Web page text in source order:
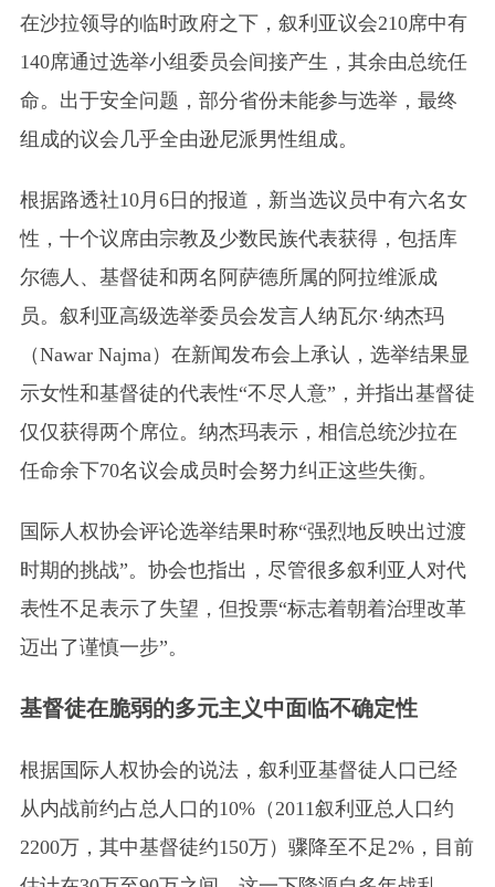
在沙拉领导的临时政府之下，叙利亚议会210席中有
140席通过选举小组委员会间接产生，其余由总统任
命。出于安全问题，部分省份未能参与选举，最终
组成的议会几乎全由逊尼派男性组成。
根据路透社10月6日的报道，新当选议员中有六名女
性，十个议席由宗教及少数民族代表获得，包括库
尔德人、基督徒和两名阿萨德所属的阿拉维派成
员。叙利亚高级选举委员会发言人纳瓦尔·纳杰玛
（Nawar Najma） 在新闻发布会上承认，选举结果显
示女性和基督徒的代表性“不尽人意”，并指出基督徒
仅仅获得两个席位。纳杰玛表示，相信总统沙拉在
任命余下70名议会成员时会努力纠正这些失衡。
国际人权协会评论选举结果时称“强烈地反映出过渡
时期的挑战”。协会也指出，尽管很多叙利亚人对代
表性不足表示了失望，但投票“标志着朝着治理改革
迈出了谨慎一步”。
基督徒在脆弱的多元主义中面临不确定性
根据国际人权协会的说法，叙利亚基督徒人口已经
从内战前约占总人口的10%（2011叙利亚总人口约
2200万，其中基督徒约150万）骤降至不足2%，目前